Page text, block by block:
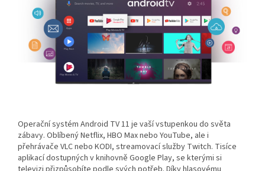
Operační systém Android TV 11 je vaší vstupenkou do světa
zábavy. Oblíbený Netflix, HBO Max nebo YouTube, ale i
přehrávače VLC nebo KODI, streamovací služby Twitch. Tisíce
aplikací dostupných v knihovně Google Play, se kterými si